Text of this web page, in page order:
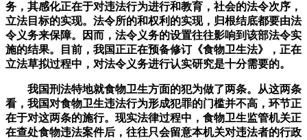
务，其感化正在于对违法行为进行和教育，社会的法令次序，
立法目标的实现。法令所的和权利的实现，归根结底都要由法
令义务来保障。因而，法令义务的设置往往影响到该部法令实
施的结果。目前，我国正正在预备修订《食物卫生法》，正在
立法草拟过程中，对法令义务进行认实研究是十分需要的。
我国刑法特地就食物卫生方面的犯为做了两条。从这两条
看，我国对食物卫生违法行为形成犯罪的门槛并不高，环节正
在于对这两条的施行。现实法律过程中，食物卫生监管机关正
在查处食物违法案件后，往往只会留意本机关对违法者的行政